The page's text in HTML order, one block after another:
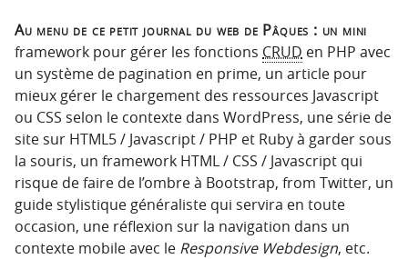
i
p
a
l
e
Au menu de ce petit journal du web de Pâques : un mini
framework pour gérer les fonctions CRUD en PHP avec
un système de pagination en prime, un article pour
mieux gérer le chargement des ressources Javascript
ou CSS selon le contexte dans WordPress, une série de
site sur HTML5 / Javascript / PHP et Ruby à garder sous
la souris, un framework HTML / CSS / Javascript qui
risque de faire de l’ombre à Bootstrap, from Twitter, un
guide stylistique généraliste qui servira en toute
occasion, une réflexion sur la navigation dans un
contexte mobile avec le Responsive Webdesign, etc.